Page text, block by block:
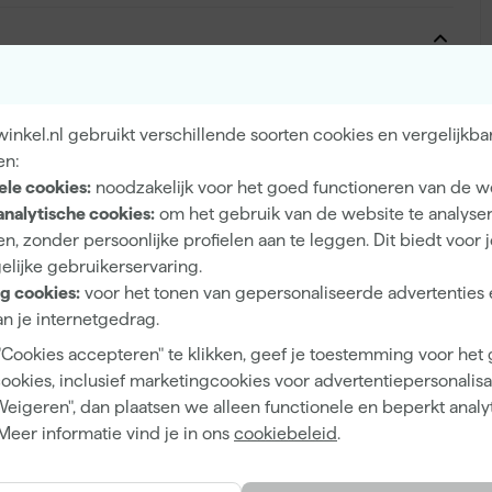
gebruikt verschillende soorten cookies en
cookies: noodzakelijk voor het goed functioneren van de
cookies: om het gebruik van de website te
zonder persoonlijke profielen aan te leggen. Dit biedt voor
gebruikerservaring.
cookies: voor het tonen van gepersonaliseerde advertenties
je internetgedrag.
accepteren" te klikken, geef je toestemming voor het
inclusief marketingcookies voor
dan plaatsen we alleen functionele en beperkt
informatie vind je in ons cookiebeleid.
Hout, Metaal
4 h
13 m²/l